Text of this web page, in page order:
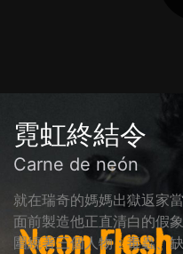
霓虹終結令
Carne de neón
就在瑞奇的媽媽出獄返家
面前製造他正直清白的假
圍繞著三個人物：毒蟲、